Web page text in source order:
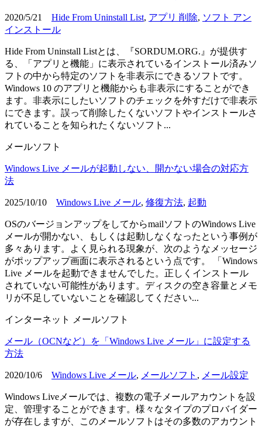
2020/5/21 Hide From Uninstall List, アプリ 削除, ソフト アン
インストール
Hide From Uninstall Listとは、『SORDUM.ORG.』が提供す
る、「アプリと機能」に表示されているインストール済みソ
フトの中から特定のソフトを非表示にできるソフトです。
Windows 10 のアプリと機能からも非表示にすることができ
ます。非表示にしたいソフトのチェックを外すだけで非表示
にできます。誤って削除したくないソフトやインストールさ
れていることを知られたくないソフト...
メールソフト
Windows Live メールが起動しない、開かない場合の対応方
法
2025/10/10 Windows Live メール, 修復方法, 起動
OSのバージョンアップをしてからmailソフトのWindows Live
メールが開かない、もしくは起動しなくなったという事例が
多々あります。よく見られる現象が、次のようなメッセージ
がポップアップ画面に表示されるという点です。 「Windows
Live メールを起動できませんでした。正しくインストール
されていない可能性があります。ディスクの空き容量とメモ
リが不足していないことを確認してください...
インターネット メールソフト
メール（OCNなど）を「Windows Live メール」に設定する
方法
2020/10/6 Windows Live メール, メールソフト , メール設定
Windows Liveメールでは、複数の電子メールアカウントを設
定、管理することができます。様々なタイプのプロバイダー
が存在しますが、このメールソフトはその多数のアカウント